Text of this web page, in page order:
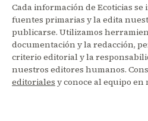
Cada información de Ecoticias se
fuentes primarias y la edita
publicarse. Utilizamos
documentación y la redacción,
criterio editorial y la
nuestros editores humanos.
editoriales y conoce al equipo en